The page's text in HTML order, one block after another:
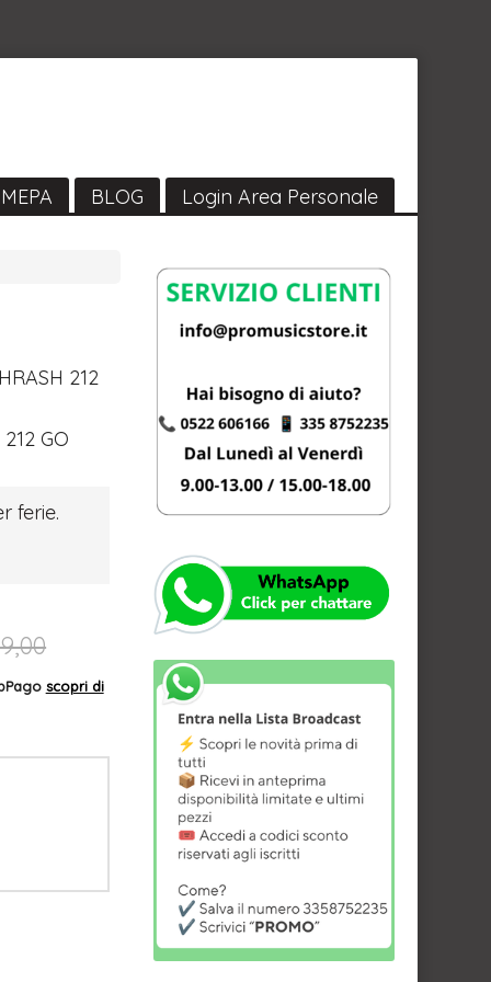
MEPA BLOG Login Area Personale
212
GO
ferie.
scopri di